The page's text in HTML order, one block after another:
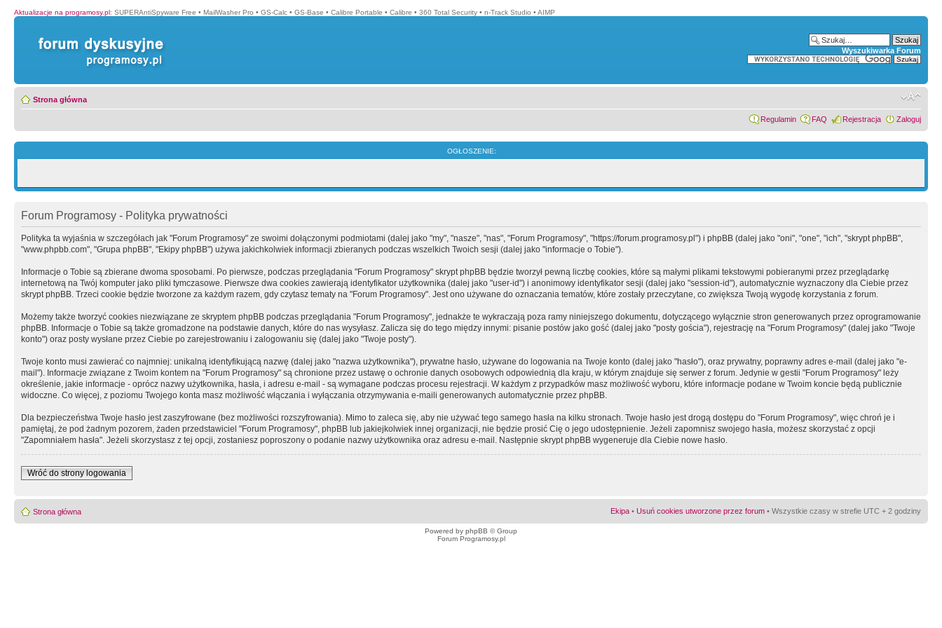
Aktualizacje na programosy.pl: SUPERAntiSpyware Free • MailWasher Pro • GS-Calc • GS-Base • Calibre Portable • Calibre • 360 Total Security • n-Track Studio • AIMP
Wyszukiwarka Forum
Strona główna
Regulamin FAQ Rejestracja Zaloguj
OGŁOSZENIE:
Forum Programosy - Polityka prywatności
Polityka ta wyjaśnia w szczegółach jak "Forum Programosy" ze swoimi dołączonymi podmiotami (dalej jako "my", "nasze", "nas", "Forum Programosy", "https://forum.programosy.pl") i phpBB (dalej jako "oni", "one", "ich", "skrypt phpBB",
"www.phpbb.com", "Grupa phpBB", "Ekipy phpBB") używa jakichkolwiek informacji zbieranych podczas wszelkich Twoich sesji (dalej jako "informacje o Tobie").
Informacje o Tobie są zbierane dwoma sposobami. Po pierwsze, podczas przeglądania "Forum Programosy" skrypt phpBB będzie tworzył pewną liczbę cookies, które są małymi plikami tekstowymi pobieranymi przez przeglądarkę
internetową na Twój komputer jako pliki tymczasowe. Pierwsze dwa cookies zawierają identyfikator użytkownika (dalej jako "user-id") i anonimowy identyfikator sesji (dalej jako "session-id"), automatycznie wyznaczony dla Ciebie przez
skrypt phpBB. Trzeci cookie będzie tworzone za każdym razem, gdy czytasz tematy na "Forum Programosy". Jest ono używane do oznaczania tematów, które zostały przeczytane, co zwiększa Twoją wygodę korzystania z forum.
Możemy także tworzyć cookies niezwiązane ze skryptem phpBB podczas przeglądania "Forum Programosy", jednakże te wykraczają poza ramy niniejszego dokumentu, dotyczącego wyłącznie stron generowanych przez oprogramowanie
phpBB. Informacje o Tobie są także gromadzone na podstawie danych, które do nas wysyłasz. Zalicza się do tego między innymi: pisanie postów jako gość (dalej jako "posty gościa"), rejestrację na "Forum Programosy" (dalej jako "Twoje
konto") oraz posty wysłane przez Ciebie po zarejestrowaniu i zalogowaniu się (dalej jako "Twoje posty").
Twoje konto musi zawierać co najmniej: unikalną identyfikującą nazwę (dalej jako "nazwa użytkownika"), prywatne hasło, używane do logowania na Twoje konto (dalej jako "hasło"), oraz prywatny, poprawny adres e-mail (dalej jako "e-
mail"). Informacje związane z Twoim kontem na "Forum Programosy" są chronione przez ustawę o ochronie danych osobowych odpowiednią dla kraju, w którym znajduje się serwer z forum. Jedynie w gestii "Forum Programosy" leży
określenie, jakie informacje - oprócz nazwy użytkownika, hasła, i adresu e-mail - są wymagane podczas procesu rejestracji. W każdym z przypadków masz możliwość wyboru, które informacje podane w Twoim koncie będą publicznie
widoczne. Co więcej, z poziomu Twojego konta masz możliwość włączania i wyłączania otrzymywania e-maili generowanych automatycznie przez phpBB.
Dla bezpieczeństwa Twoje hasło jest zaszyfrowane (bez możliwości rozszyfrowania). Mimo to zaleca się, aby nie używać tego samego hasła na kilku stronach. Twoje hasło jest drogą dostępu do "Forum Programosy", więc chroń je i
pamiętaj, że pod żadnym pozorem, żaden przedstawiciel "Forum Programosy", phpBB lub jakiejkolwiek innej organizacji, nie będzie prosić Cię o jego udostępnienie. Jeżeli zapomnisz swojego hasła, możesz skorzystać z opcji
"Zapomniałem hasła". Jeżeli skorzystasz z tej opcji, zostaniesz poproszony o podanie nazwy użytkownika oraz adresu e-mail. Następnie skrypt phpBB wygeneruje dla Ciebie nowe hasło.
Wróć do strony logowania
Strona główna Ekipa • Usuń cookies utworzone przez forum • Wszystkie czasy w strefie UTC + 2 godziny
Powered by phpBB © Group
Forum Programosy.pl